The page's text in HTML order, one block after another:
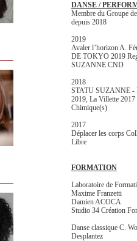
DANSE /
Membre du Groupe
depuis 2018
2019
Avaler l’horizon A.
DE TOKYO 2019
SUZANNE CND
2018
STATU SUZANNE -
2019, La Villette
Chimique(s)
2017
Déplacer les corps
Libre
FORMATION
Laboratoire de
Maxime Franzetti
Damien ACOCA
Studio 34 Création
Danse classique C.
Desplantez